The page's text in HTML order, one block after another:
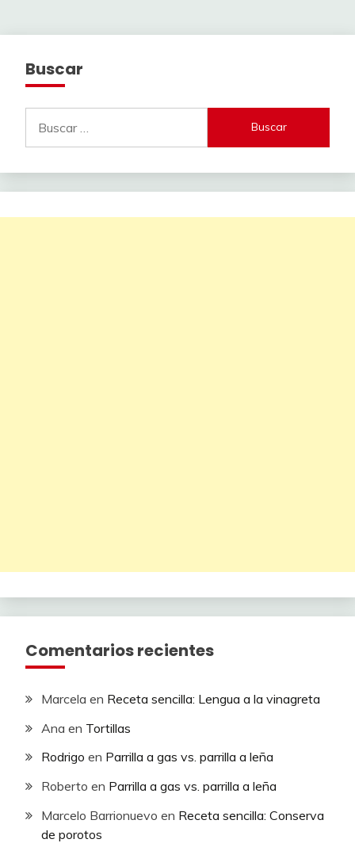
Buscar
Comentarios recientes
Marcela en Receta sencilla: Lengua a la vinagreta
Ana en Tortillas
Rodrigo en Parrilla a gas vs. parrilla a leña
Roberto en Parrilla a gas vs. parrilla a leña
Marcelo Barrionuevo en Receta sencilla: Conserva
de porotos